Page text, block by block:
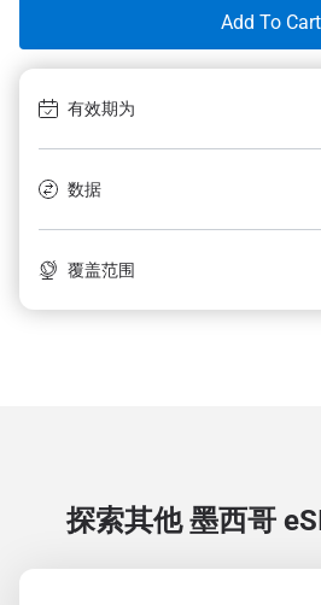
Add To Cart
有效期为
数据
覆盖范围
探索其他 墨西哥